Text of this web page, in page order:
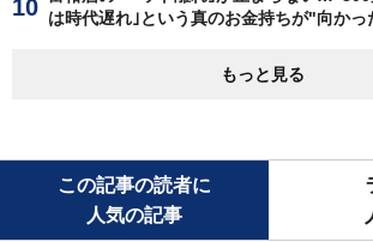
は時代遅れ｣という真のお金持ちが"向かっ
もっと見る
この記事の読者に
人気の記事